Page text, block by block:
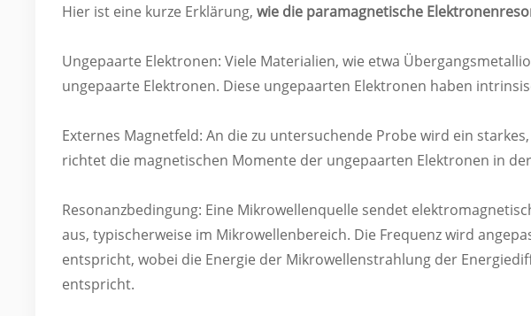
Hier ist eine kurze Erklärung,wie die paramagnetische
Ungepaarte Elektronen: Viele Materialien, wie etwa
ungepaarte Elektronen. Diese ungepaarten Elektronen haben
Externes Magnetfeld: An die zu untersuchende Probe wird ein
richtet die magnetischen Momente der ungepaarten Elektronen in
Resonanzbedingung: Eine Mikrowellenquelle sendet
aus, typischerweise im Mikrowellenbereich. Die Frequenz wird
entspricht, wobei die Energie der Mikrowellenstrahlung der
entspricht.